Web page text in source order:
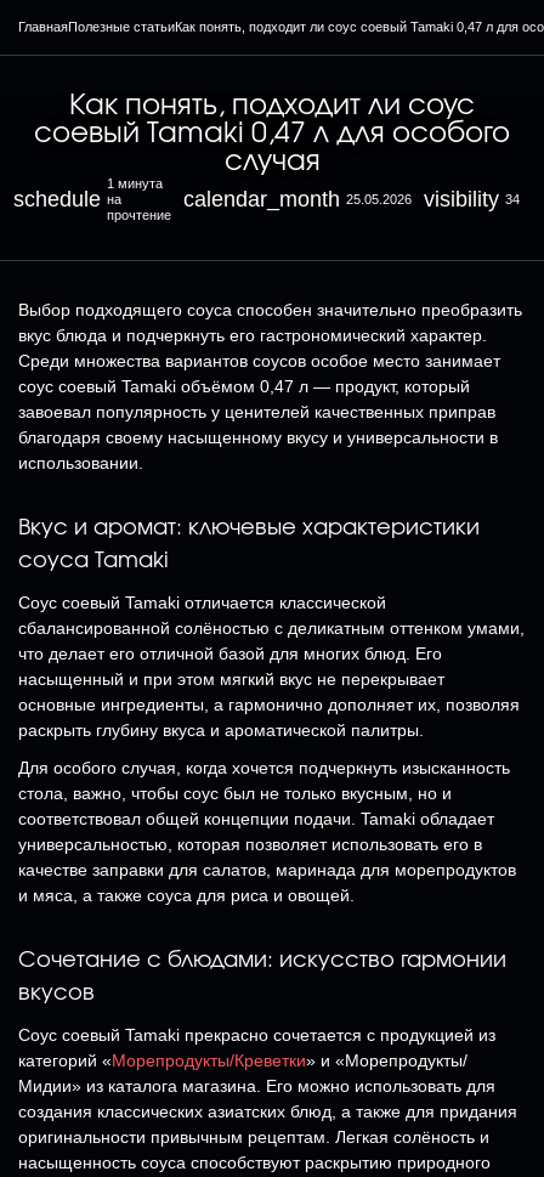
ГлавнаяПолезные статьиКак понять, подходит ли соус соевый Tamaki 0,47 л для
Как понять, подходит ли соус
соевый Tamaki 0,47 л для особого
случая
schedule
1 минута
на
прочтение
calendar_month 25.05.2026 visibility 34
Выбор подходящего соуса способен значительно преобразить
вкус блюда и подчеркнуть его гастрономический характер.
Среди множества вариантов соусов особое место занимает
соус соевый Tamaki объёмом 0,47 л — продукт, который
завоевал популярность у ценителей качественных приправ
благодаря своему насыщенному вкусу и универсальности в
использовании.
Вкус и аромат: ключевые характеристики
соуса Tamaki
Соус соевый Tamaki отличается классической
сбалансированной солёностью с деликатным оттенком умами,
что делает его отличной базой для многих блюд. Его
насыщенный и при этом мягкий вкус не перекрывает
основные ингредиенты, а гармонично дополняет их, позволяя
раскрыть глубину вкуса и ароматической палитры.
Для особого случая, когда хочется подчеркнуть изысканность
стола, важно, чтобы соус был не только вкусным, но и
соответствовал общей концепции подачи. Tamaki обладает
универсальностью, которая позволяет использовать его в
качестве заправки для салатов, маринада для морепродуктов
и мяса, а также соуса для риса и овощей.
Сочетание с блюдами: искусство гармонии
вкусов
Соус соевый Tamaki прекрасно сочетается с продукцией из
категорий «Морепродукты/Креветки» и «Морепродукты/
Мидии» из каталога магазина. Его можно использовать для
создания классических азиатских блюд, а также для придания
оригинальности привычным рецептам. Легкая солёность и
насыщенность соуса способствуют раскрытию природного